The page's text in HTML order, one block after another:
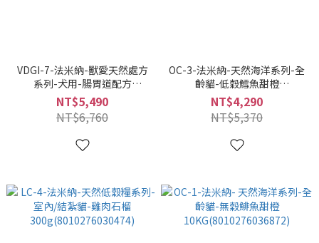
VDGI-7-法米納-獸愛天然處方
系列-犬用-腸胃道配方
12KG(8010276025432)
NT$5,490
NT$6,760
OC-3-法米納-天然海洋系列-全
齡貓-低穀鱈魚甜橙
10KG(8010276040428)
NT$4,290
NT$5,370